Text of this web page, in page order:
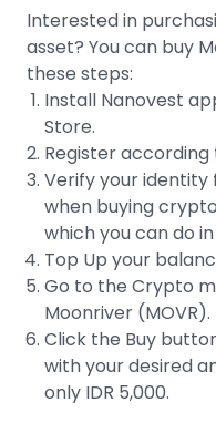
Interested in
asset? You can buy
these steps:
Install Nanovest
Store.
Register
Verify your identity
when buying
which you can do in
Top Up your
Go to the Crypto
Moonriver (MOVR).
Click the Buy
with your desired
only IDR 5,000.